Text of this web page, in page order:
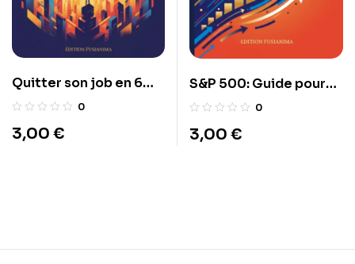
Quitter son job en 6
mois : Le guide de
l’entrepreneur.
0
3,00 €
S&P 500: Guide pour
Investisseur
0
3,00 €